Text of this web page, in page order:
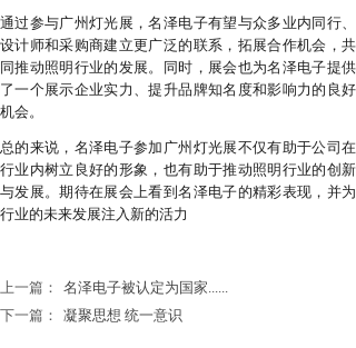
通过参与广州灯光展，名泽电子有望与众多业内同行、
设计师和采购商建立更广泛的联系，拓展合作机会，共
同推动照明行业的发展。同时，展会也为名泽电子提供
了一个展示企业实力、提升品牌知名度和影响力的良好
机会。
总的来说，名泽电子参加广州灯光展不仅有助于公司在
行业内树立良好的形象，也有助于推动照明行业的创新
与发展。期待在展会上看到名泽电子的精彩表现，并为
行业的未来发展注入新的活力
上一篇：
名泽电子被认定为国家......
下一篇：
凝聚思想 统一意识